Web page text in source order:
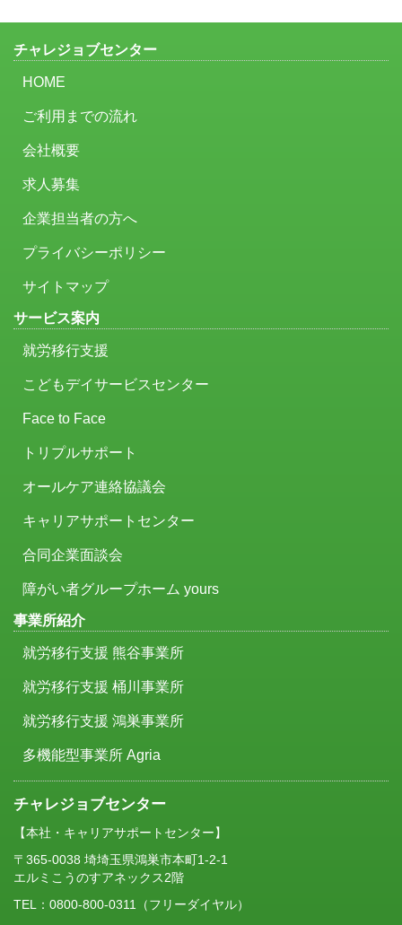
チャレジョブセンター
HOME
ご利用までの流れ
会社概要
求人募集
企業担当者の方へ
プライバシーポリシー
サイトマップ
サービス案内
就労移行支援
こどもデイサービスセンター
Face to Face
トリプルサポート
オールケア連絡協議会
キャリアサポートセンター
合同企業面談会
障がい者グループホーム yours
事業所紹介
就労移行支援 熊谷事業所
就労移行支援 桶川事業所
就労移行支援 鴻巣事業所
多機能型事業所 Agria
チャレジョブセンター
【本社・キャリアサポートセンター】
〒365-0038 埼埼玉県鴻巣市本町1-2-1
エルミこうのすアネックス2階
TEL： 0800-800-0311
（フリーダイヤル）